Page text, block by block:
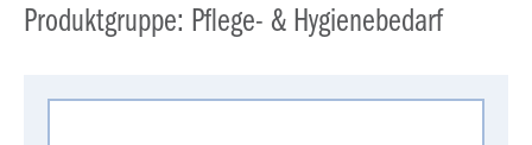
Produktgruppe: Pflege- & Hygienebedarf